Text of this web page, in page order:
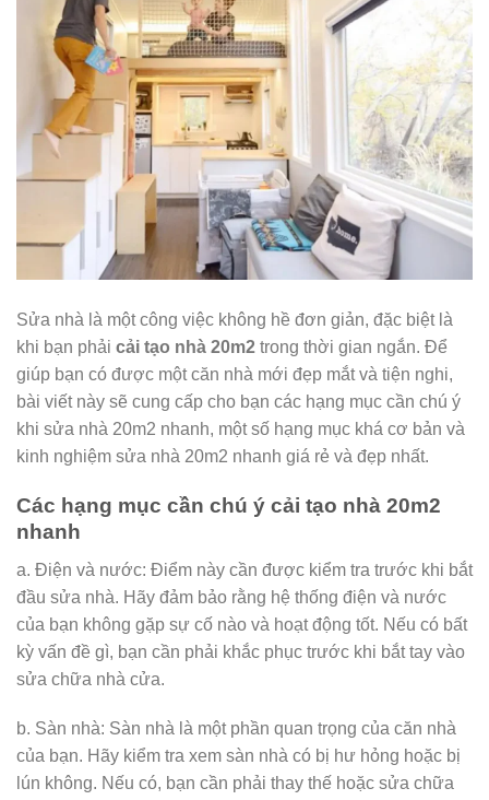
Sửa nhà là một công việc không hề đơn giản, đặc biệt là
khi bạn phải cải tạo nhà 20m2 trong thời gian ngắn. Để
giúp bạn có được một căn nhà mới đẹp mắt và tiện nghi,
bài viết này sẽ cung cấp cho bạn các hạng mục cần chú ý
khi sửa nhà 20m2 nhanh, một số hạng mục khá cơ bản và
kinh nghiệm sửa nhà 20m2 nhanh giá rẻ và đẹp nhất.
Các hạng mục cần chú ý cải tạo nhà 20m2
nhanh
a. Điện và nước: Điểm này cần được kiểm tra trước khi bắt
đầu sửa nhà. Hãy đảm bảo rằng hệ thống điện và nước
của bạn không gặp sự cố nào và hoạt động tốt. Nếu có bất
kỳ vấn đề gì, bạn cần phải khắc phục trước khi bắt tay vào
sửa chữa nhà cửa.
b. Sàn nhà: Sàn nhà là một phần quan trọng của căn nhà
của bạn. Hãy kiểm tra xem sàn nhà có bị hư hỏng hoặc bị
lún không. Nếu có, bạn cần phải thay thế hoặc sửa chữa